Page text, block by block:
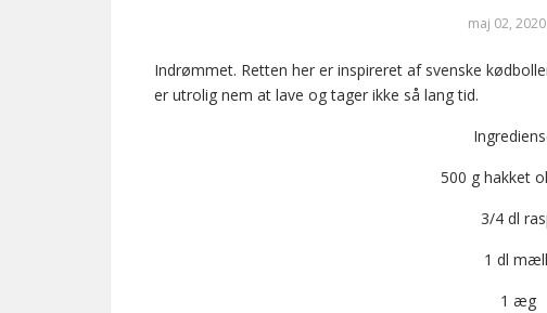
maj 02, 2020
Indrømmet. Retten her er inspireret af svenske
er utrolig nem at lave og tager ikke så lang tid.
500 g hakket
3/4 dl
1 dl
1 æg